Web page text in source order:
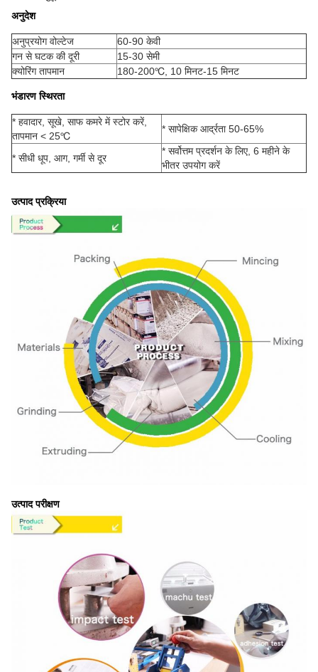
अनुदेश
अनुप्रयोग वोल्टेज
60-90 केवी
गन से घटक की दूरी
15-30 सेमी
क्योरिंग तापमान
180-200℃, 10 मिनट-15 मिनट
भंडारण स्थिरता
* हवादार, सूखे, साफ कमरे में स्टोर करें,
तापमान < 25℃
* सापेक्षिक आर्द्रता 50-65%
* सीधी धूप, आग, गर्मी से दूर
* सर्वोत्तम प्रदर्शन के लिए, 6 महीने के
भीतर उपयोग करें
उत्पाद प्रक्रिया
उत्पाद परीक्षण